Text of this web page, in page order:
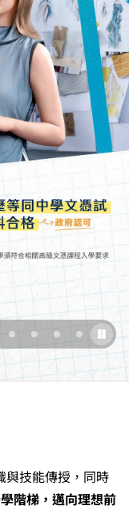
與技能傳授，同時
階梯，邁向理想前